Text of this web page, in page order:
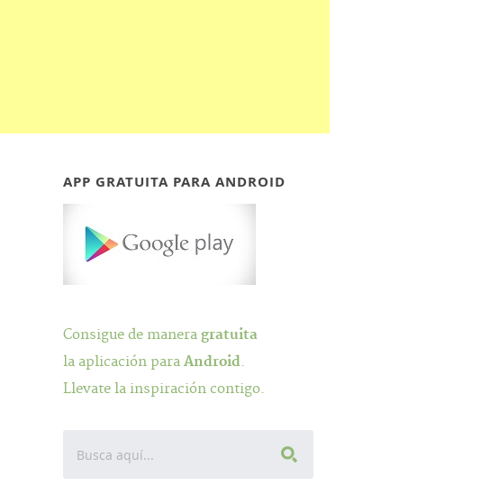
APP GRATUITA PARA ANDROID
Consigue de maneragratuita
la aplicación paraAndroid.
Llevate la inspiración contigo.